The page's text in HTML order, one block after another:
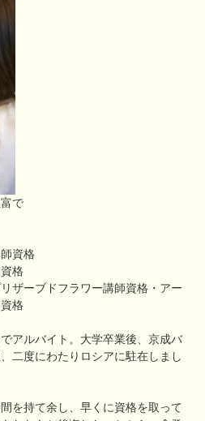
で
資格
格
ザーブドフラワー講師資格・アー
格
アルバイト。大学卒業後、京成バ
二度にわたりロシアに駐在しまし
を持て余し、早くに資格を取って